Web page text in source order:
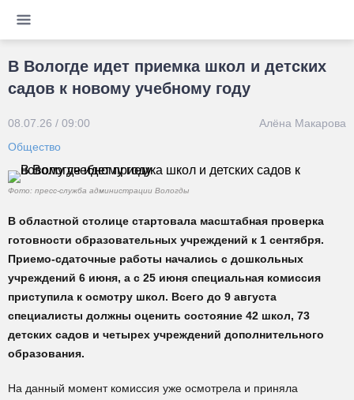
В Вологде идет приемка школ и детских
садов к новому учебному году
08.07.26 / 09:00
Алёна Макарова
Общество
Фото: пресс-служба администрации Вологды
В областной столице стартовала масштабная проверка
готовности образовательных учреждений к 1 сентября.
Приемо-сдаточные работы начались с дошкольных
учреждений 6 июня, а с 25 июня специальная комиссия
приступила к осмотру школ. Всего до 9 августа
специалисты должны оценить состояние 42 школ, 73
детских садов и четырех учреждений дополнительного
образования.
На данный момент комиссия уже осмотрела и приняла